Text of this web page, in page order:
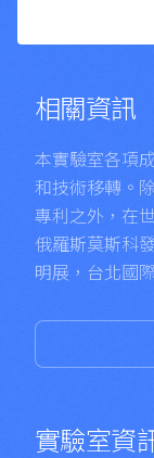
相關資訊
本實驗室各項
和技術移轉。
專利之外，在
俄羅斯莫斯科
明展，台北國
實驗室資